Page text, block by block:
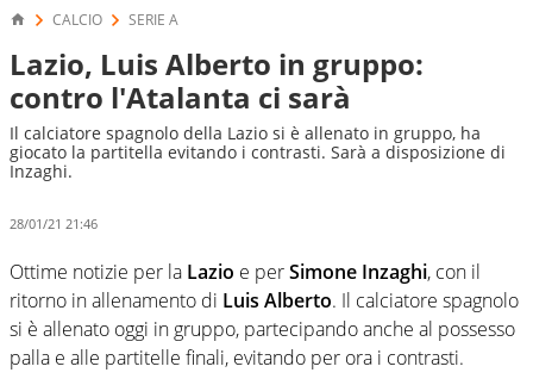
CALCIO SERIE A
Lazio, Luis Alberto in gruppo:
contro l'Atalanta ci sarà
Il calciatore spagnolo della Lazio si è allenato in gruppo, ha
giocato la partitella evitando i contrasti. Sarà a disposizione di
Inzaghi.
28/01/21 21:46
Ottime notizie per la Lazio e perSimone Inzaghi, con il
ritorno in allenamento di Luis Alberto. Il calciatore spagnolo
si è allenato oggi in gruppo, partecipando anche al possesso
palla e alle partitelle finali, evitando per ora i contrasti.